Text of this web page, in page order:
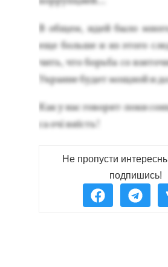
В об­щем, идей бы­ло
еще боль­ше и из это­го
чить, что борь­ба со
Ук­ра­ине бу­дет мощ­ной и
Как у нас го­ворят: по­ки
са очі виїсть!
Не пропусти
подпишись!